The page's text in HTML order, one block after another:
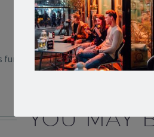
de Le Maître.
YOU MAY